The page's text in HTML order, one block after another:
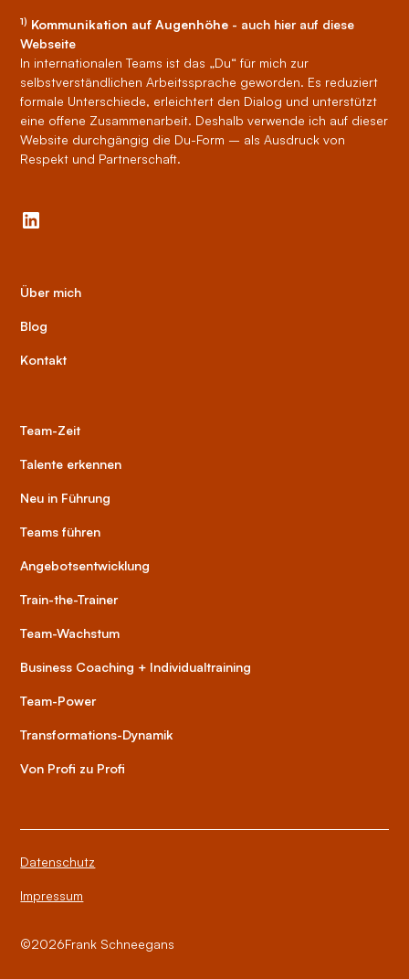
1) Kommunikation auf Augenhöhe - auch hier auf diese
Webseite
In internationalen Teams ist das „Du“ für mich zur
selbstverständlichen Arbeitssprache geworden. Es reduziert
formale Unterschiede, erleichtert den Dialog und unterstützt
eine offene Zusammenarbeit. Deshalb verwende ich auf dieser
Website durchgängig die Du-Form – als Ausdruck von
Respekt und Partnerschaft.
Über mich
Blog
Kontakt
Team-Zeit
Talente erkennen
Neu in Führung
Teams führen
Angebotsentwicklung
Train-the-Trainer
Team-Wachstum
Business Coaching + Individualtraining
Team-Power
Transformations-Dynamik
Von Profi zu Profi
©2026Frank Schneegans
Datenschutz
Impressum